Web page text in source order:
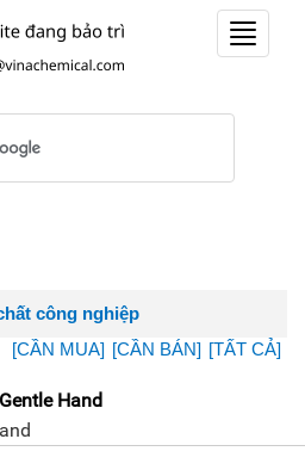
Toggle
công nghiệp
[CẦN MUA] [CẦN BÁN] [TẤT CẢ]
Hand